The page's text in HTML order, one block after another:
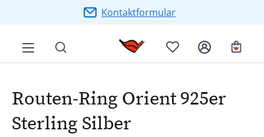
Zum Hauptinhalt springenKontaktformular
Routen-Ring Orient 925er
Sterling Silber